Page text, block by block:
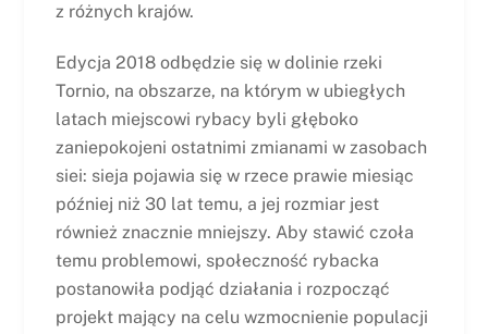
z różnych krajów.
Edycja 2018 odbędzie się w dolinie rzeki
Tornio, na obszarze, na którym w ubiegłych
latach miejscowi rybacy byli głęboko
zaniepokojeni ostatnimi zmianami w zasobach
siei: sieja pojawia się w rzece prawie miesiąc
później niż 30 lat temu, a jej rozmiar jest
również znacznie mniejszy. Aby stawić czoła
temu problemowi, społeczność rybacka
postanowiła podjąć działania i rozpocząć
projekt mający na celu wzmocnienie populacji